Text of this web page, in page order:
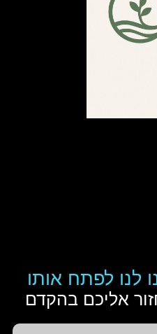
לנו לפתח אותו
אליכם בהקדם